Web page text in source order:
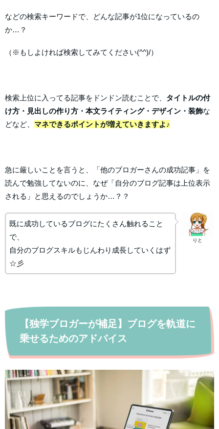
などの検索キーワードで、どんな記事が1位になっているの
か…？
（※もしよければ検索してみてください(^^)/）
検索上位に入ってる記事をドンドン読むことで、 タイトルの付
け方・見出しの作り方・本文ライティング・デザイン・装飾な
どなど、 マネできるポイントが増えていきますよ♪
急に厳しいことを言うと、「他のブロガーさんの成功記事」を
読んで勉強してないのに、なぜ「自分のブログ記事は上位表示
される」と思えるのでしょうか…？？
りと
既に成功しているブログにたくさん触れること
で、
自分のブログスキルもじんわり成長していくはず
☆彡
【独学ブロガーが補足】ブログを軌道に
乗せるためのアドバイス